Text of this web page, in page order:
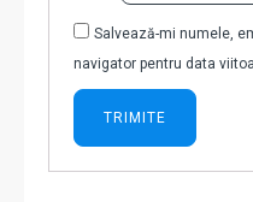
Salvează-mi numele,
navigator pentru data